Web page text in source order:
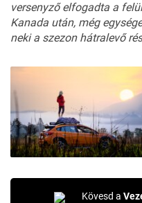
versenyző elfogadta a
Kanada után, még
neki a szezon hátralevő
Kövesd a